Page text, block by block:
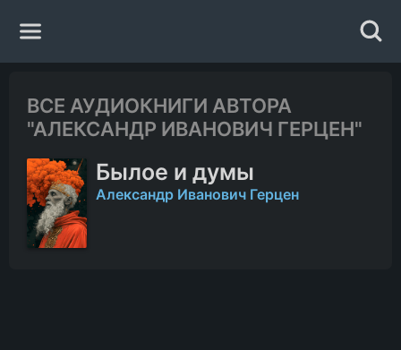
Жанры
Авторы
Исполнители
ВСЕ АУДИОКНИГИ АВТОРА
"АЛЕКСАНДР ИВАНОВИЧ ГЕРЦЕН"
Былое и думы
Александр Иванович Герцен